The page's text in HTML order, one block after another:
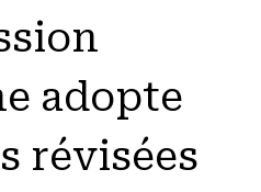
adopte
révisées